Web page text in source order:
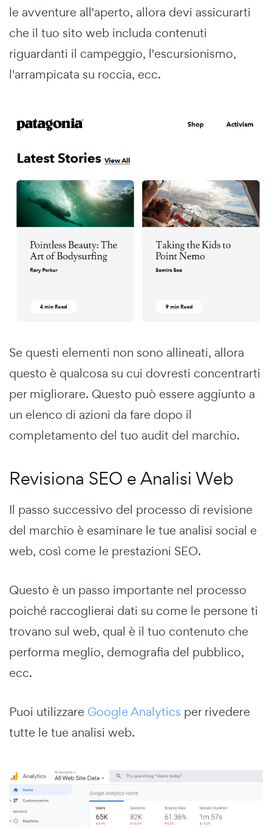
le avventure all'aperto, allora devi assicurarti
che il tuo sito web includa contenuti
riguardanti il campeggio, l'escursionismo,
l'arrampicata su roccia, ecc.
Se questi elementi non sono allineati, allora
questo è qualcosa su cui dovresti concentrarti
per migliorare. Questo può essere aggiunto a
un elenco di azioni da fare dopo il
completamento del tuo audit del marchio.
Revisiona SEO e Analisi Web
Il passo successivo del processo di revisione
del marchio è esaminare le tue analisi social e
web, così come le prestazioni SEO.
Questo è un passo importante nel processo
poiché raccoglierai dati su come le persone ti
trovano sul web, qual è il tuo contenuto che
performa meglio, demografia del pubblico,
ecc.
Puoi utilizzare Google Analytics per rivedere
tutte le tue analisi web.